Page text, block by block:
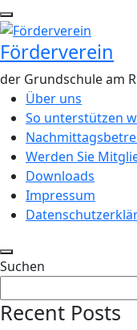
Zum
Inhalt
springen
Förderverein
der Grundschule am
Über uns
So unterstützen
Werden Sie
Downloads
Impressum
Suchen
Recent Posts